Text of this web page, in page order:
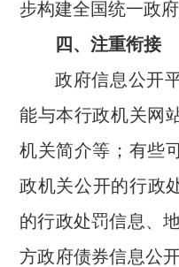
步构建全国统一政
四、注重衔接
政府信息公开
能与本行政机关网
机关简介等；有些
政机关公开的行政
的行政处罚信息、
方政府债券信息公